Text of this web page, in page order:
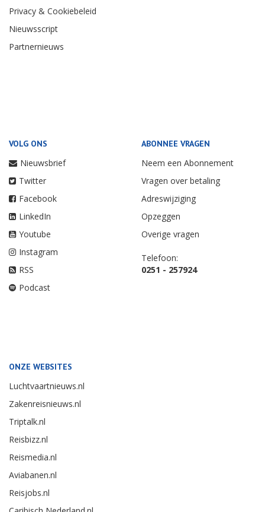
Privacy & Cookiebeleid
Nieuwsscript
Partnernieuws
VOLG ONS
Nieuwsbrief
Twitter
Facebook
LinkedIn
Youtube
Instagram
RSS
Podcast
ABONNEE VRAGEN
Neem een Abonnement
Vragen over betaling
Adreswijziging
Opzeggen
Overige vragen
Telefoon:
0251 - 257924
ONZE WEBSITES
Luchtvaartnieuws.nl
Zakenreisnieuws.nl
Triptalk.nl
Reisbizz.nl
Reismedia.nl
Aviabanen.nl
Reisjobs.nl